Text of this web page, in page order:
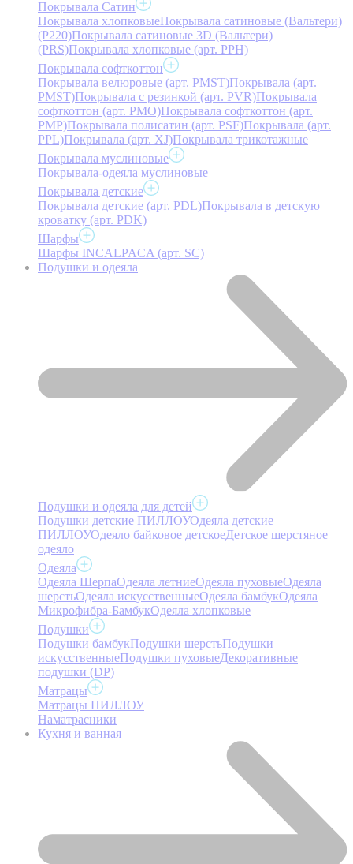
Покрывала Сатин
Покрывала хлопковыеПокрывала сатиновые (Вальтери)
(P220)Покрывала сатиновые 3D (Вальтери)
(PRS)Покрывала хлопковые (арт. PPH)
Покрывала софткоттон
Покрывала велюровые (арт. PMST)Покрывала (арт.
PMST)Покрывала с резинкой (арт. PVR)Покрывала
софткоттон (арт. PMO)Покрывала софткоттон (арт.
PMP)Покрывала полисатин (арт. PSF)Покрывала (арт.
PPL)Покрывала (арт. XJ)Покрывала трикотажные
Покрывала муслиновые
Покрывала-одеяла муслиновые
Покрывала детские
Покрывала детские (арт. PDL)Покрывала в детскую
кроватку (арт. PDK)
Шарфы
Шарфы INCALPACA (арт. SC)
Подушки и одеяла
Подушки и одеяла для детей
Подушки детские ПИЛЛОУОдеяла детские
ПИЛЛОУОдеяло байковое детскоеДетское шерстяное
одеяло
Одеяла
Одеяла ШерпаОдеяла летниеОдеяла пуховыеОдеяла
шерстьОдеяла искусственныеОдеяла бамбукОдеяла
Микрофибра-БамбукОдеяла хлопковые
Подушки
Подушки бамбукПодушки шерстьПодушки
искусственныеПодушки пуховыеДекоративные
подушки (DP)
Матрацы
Матрацы ПИЛЛОУ
Наматрасники
Кухня и ванная